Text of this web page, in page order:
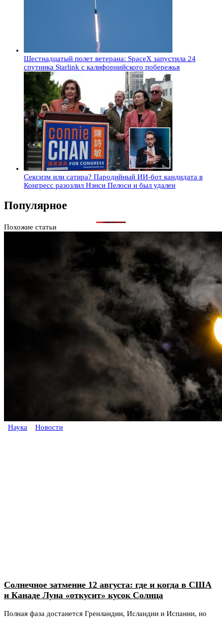
Шестнадцатый полет ветерана: SpaceX запустила 24
спутника Starlink с калифорнийского побережья
Сексизм или сатира? Пародийный ИИ-бот кандидата в
Конгресс разозлил Нэнси Пелоси и был удален
Популярное
Похожие статьи
Наука Новости
Солнечное затмение 12 августа: где и когда в США
и Канаде Луна «откусит» кусок Солнца
Полная фаза достанется Гренландии, Исландии и Испании, но